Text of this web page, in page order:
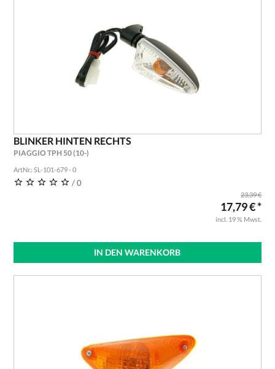
BLINKER HINTEN RECHTS
PIAGGIO TPH 50 (10-)
ArtNr.: SL-101-679 - 0
/ 0
23,39 €
17,79 € *
incl. 19 % Mwst.
IN DEN WARENKORB